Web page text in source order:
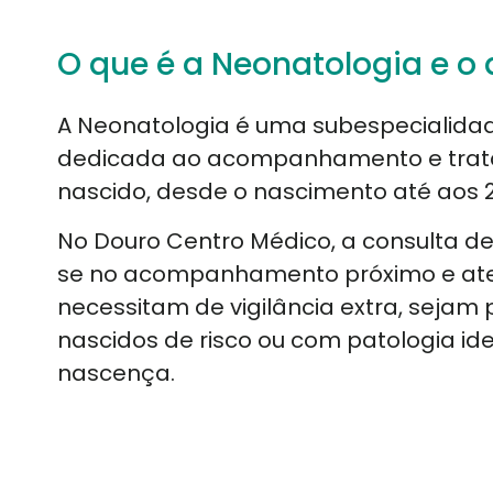
O que é a Neonatologia e o
A Neonatologia é uma
dedicada ao acompanhamento e
nascido, desde o nascimento até aos
No Douro Centro Médico, a consulta
se no acompanhamento próximo e
necessitam de vigilância extra,
nascidos de risco ou com patologia
nascença.